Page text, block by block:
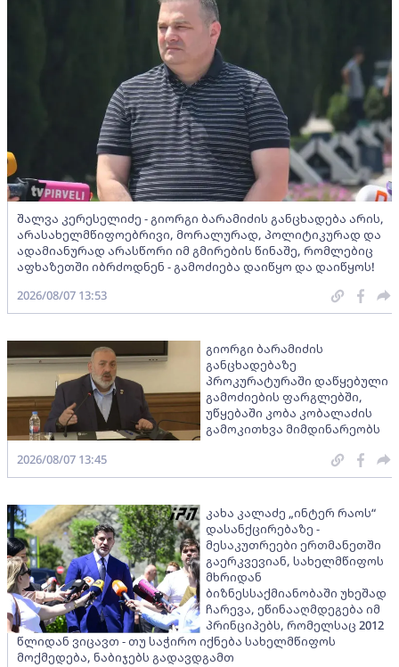
შალვა კერესელიძე - გიორგი ბარამიძის განცხადება არის,
არასახელმწიფოებრივი, მორალურად, პოლიტიკურად და
ადამიანურად არასწორი იმ გმირების წინაშე, რომლებიც
აფხაზეთში იბრძოდნენ - გამოძიება დაიწყო და დაიწყოს!
2026/08/07 13:53
გიორგი ბარამიძის
განცხადებაზე
პროკურატურაში დაწყებული
გამოძიების ფარგლებში,
უწყებაში კობა კობალაძის
გამოკითხვა მიმდინარეობს
2026/08/07 13:45
კახა კალაძე „ინტერ რაოს“
დასანქცირებაზე -
მესაკუთრეები ერთმანეთში
გაერკვევიან, სახელმწიფოს
მხრიდან
ბიზნესსაქმიანობაში უხეშად
ჩარევა, ეწინააღმდეგება იმ
პრინციპებს, რომელსაც 2012
წლიდან ვიცავთ - თუ საჭირო იქნება სახელმწიფოს
მოქმედება, ნაბიჯებს გადავდგამთ